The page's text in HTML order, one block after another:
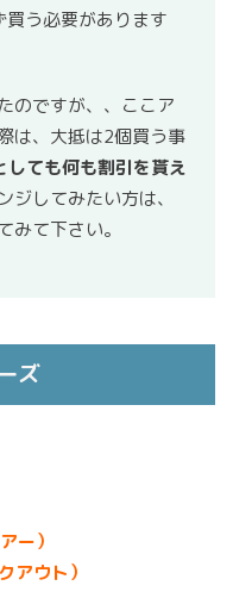
う必要があります
のですが、、ここア
は、大抵は2個買う事
しても何も割引を貰え
ジしてみたい方は、
みて下さい。
ズ
ー）
ウト）